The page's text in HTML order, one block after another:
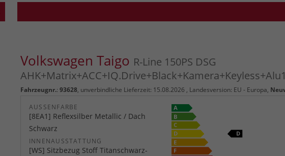
Volkswagen Taigo R-Line 150PS DSG
Fahrzeugnr.: 93628, unverbindliche Lieferzeit: 15.08.2026 , Landesversion: EU - Europa,
AUSSENFARBE
[8EA1] Reflexsilber Metallic / Dach
Schwarz
INNENAUSSTATTUNG
[WS] Sitzbezug Stoff Titanschwarz-